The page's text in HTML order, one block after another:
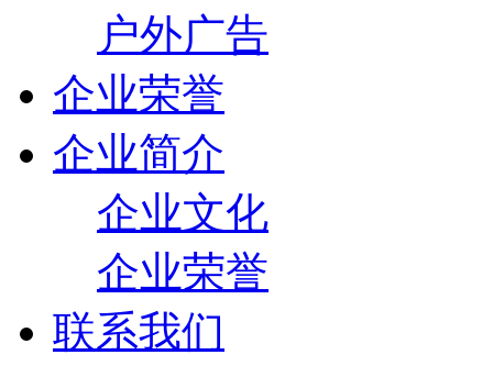
户外广告
企业荣誉
企业简介
企业文化
企业荣誉
联系我们